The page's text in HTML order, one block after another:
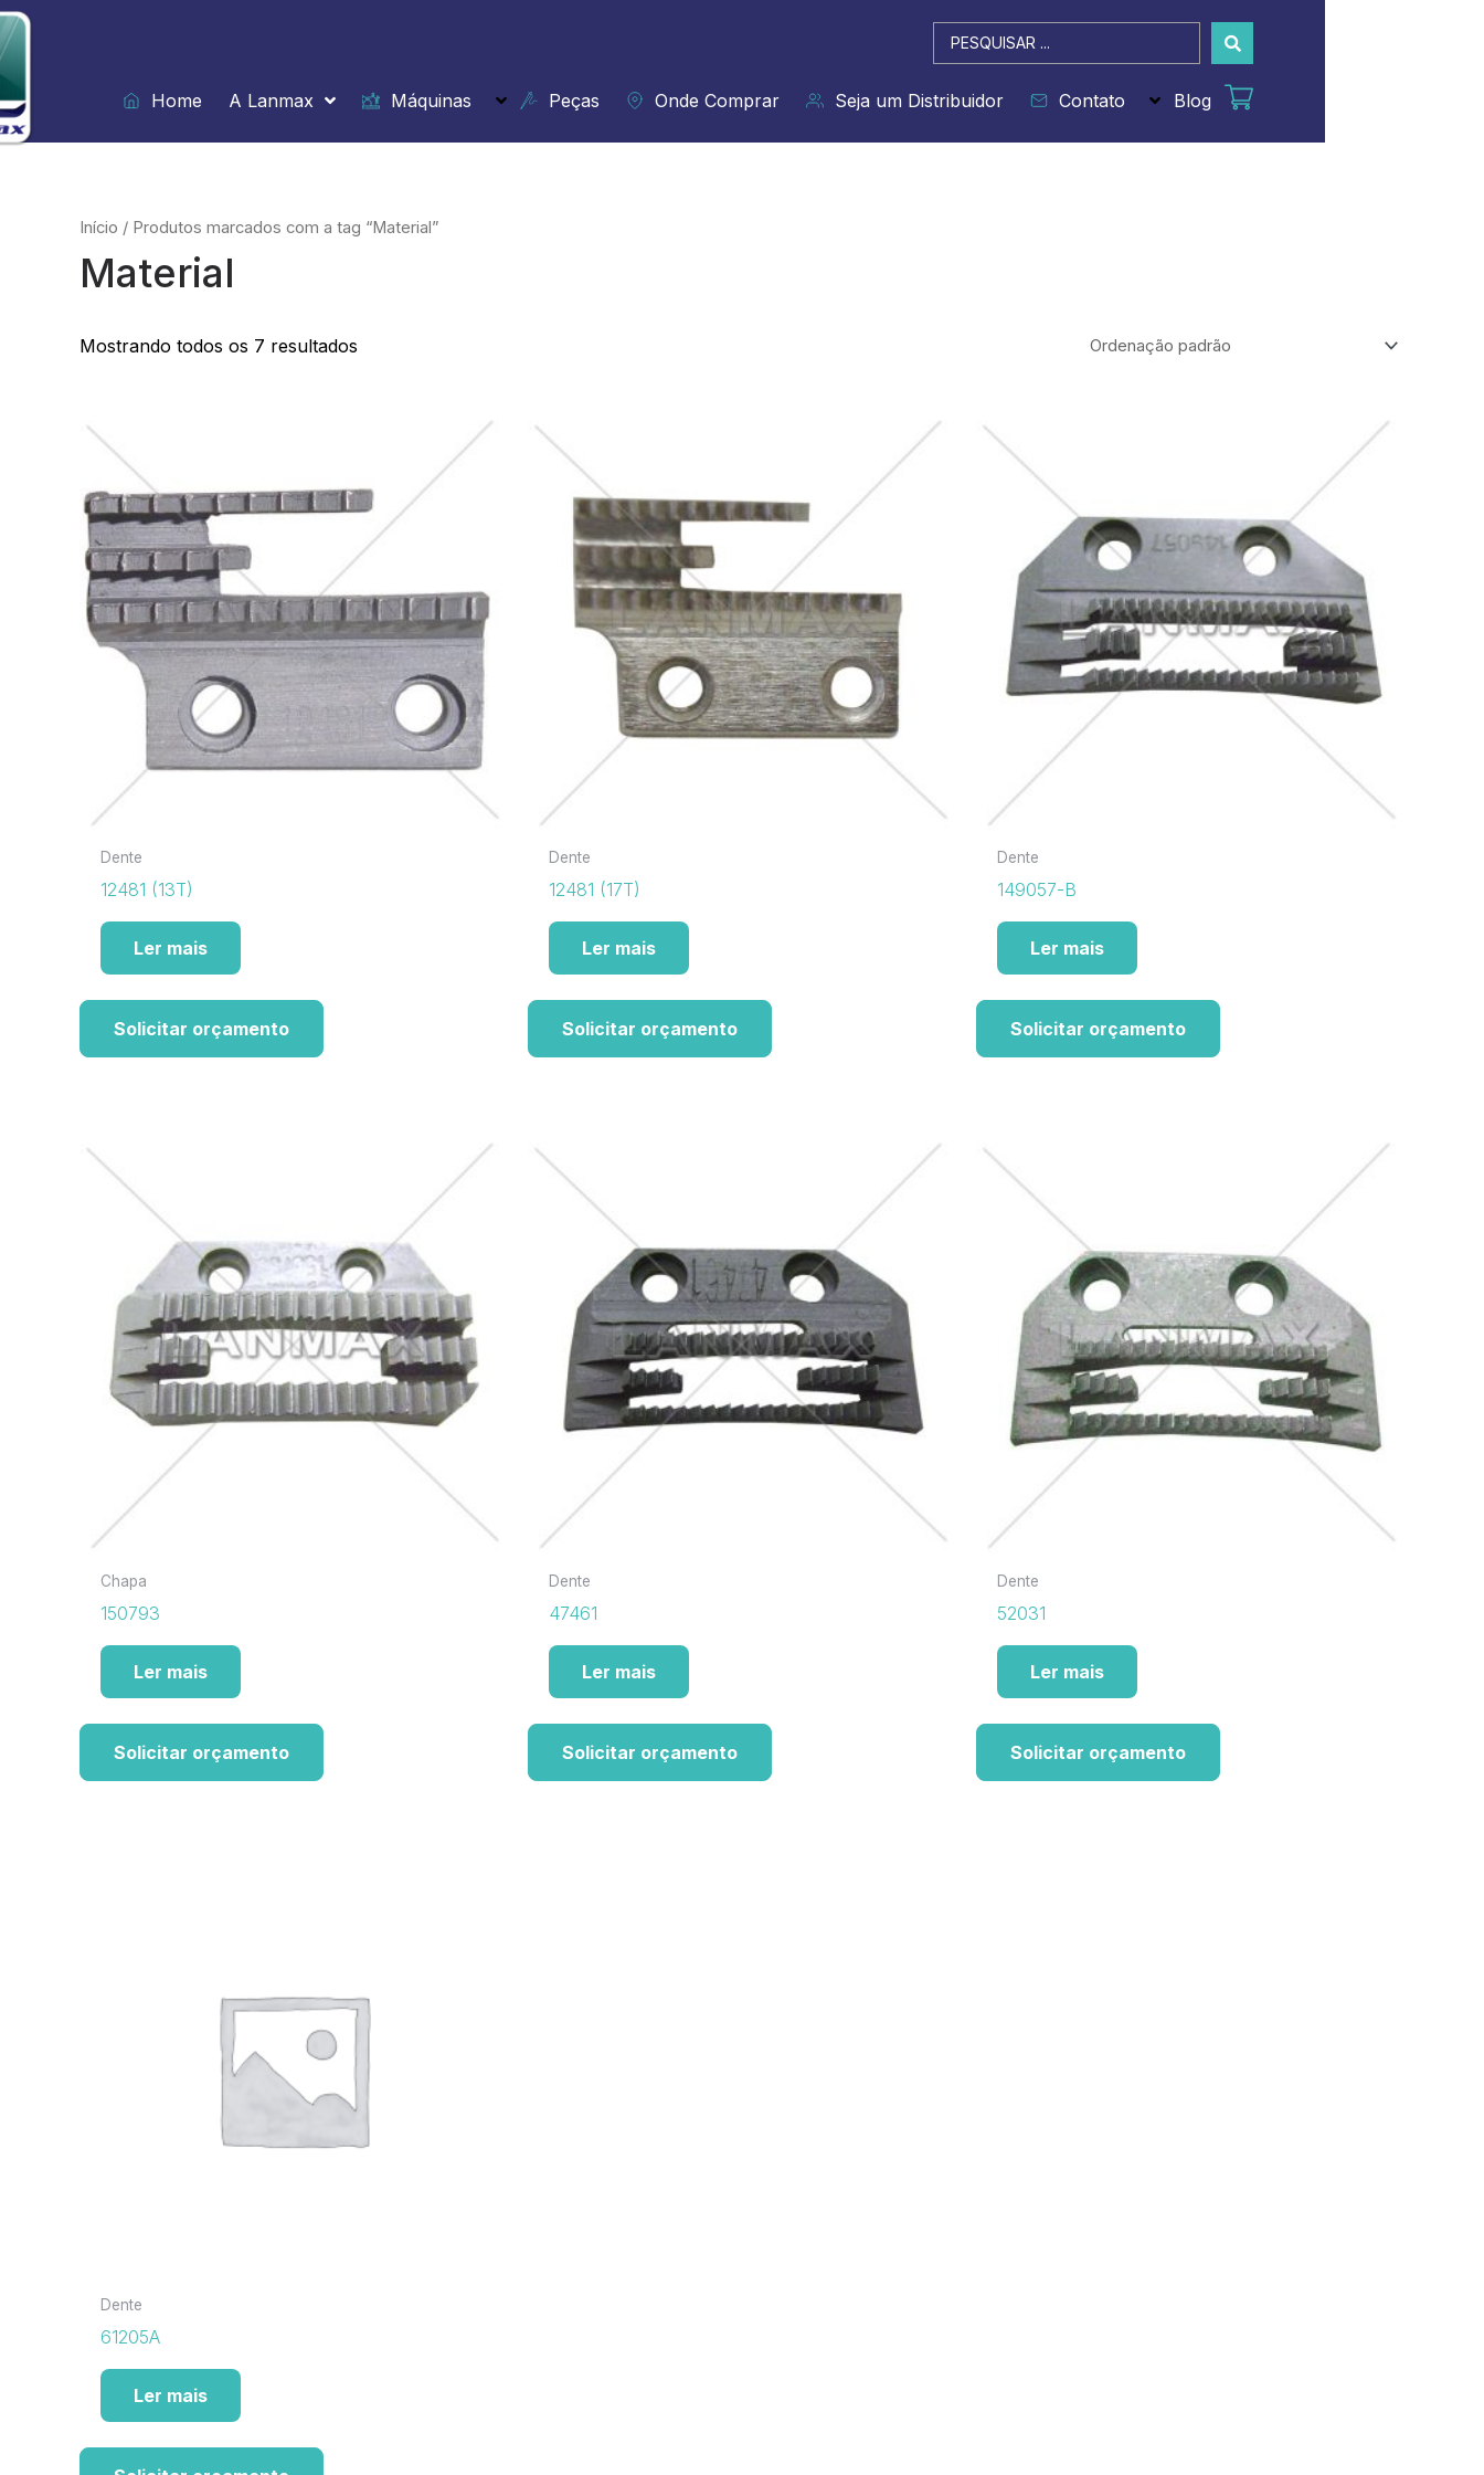
Ir
para
o
conteúdo
Pesquisar
...
Home
A Lanmax Máquinas Peças Onde Comprar Seja um Distribuidor Contato Blog
Início / Produtos marcados com a tag “Material”
Material
Mostrando todos os 7 resultados
Dente
12481 (13T)
Ler mais
Solicitar orçamento
Dente
12481 (17T)
Ler mais
Solicitar orçamento
Dente
149057-B
Ler mais
Solicitar orçamento
Chapa
150793
Ler mais
Solicitar orçamento
Dente
47461
Ler mais
Solicitar orçamento
Dente
52031
Ler mais
Solicitar orçamento
Dente
61205A
Ler mais